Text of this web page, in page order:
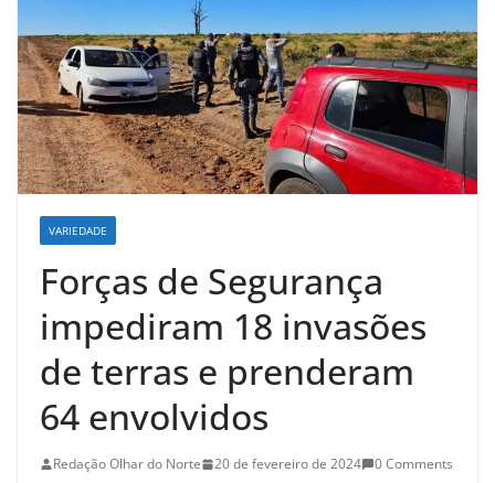
VARIEDADE
Forças de Segurança
impediram 18 invasões
de terras e prenderam
64 envolvidos
Redação Olhar do Norte 20 de fevereiro de 2024 0 Comments